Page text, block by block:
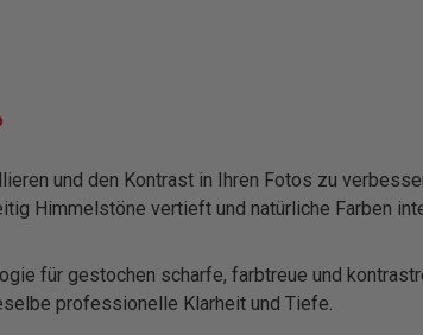
und den Kontrast in Ihren Fotos zu
Himmelstöne vertieft und natürliche Farben
für gestochen scharfe, farbtreue und
professionelle Klarheit und Tiefe.